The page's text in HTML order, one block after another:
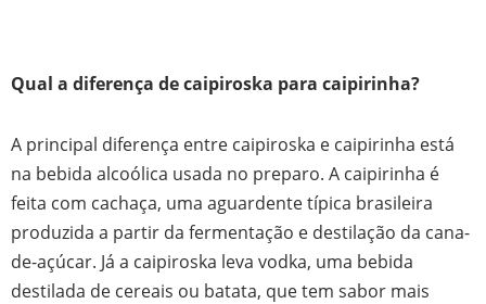
Qual a diferença de caipiroska para caipirinha?
A principal diferença entre caipiroska e caipirinha está
na bebida alcoólica usada no preparo. A caipirinha é
feita com cachaça, uma aguardente típica brasileira
produzida a partir da fermentação e destilação da cana-
de-açúcar. Já a caipiroska leva vodka, uma bebida
destilada de cereais ou batata, que tem sabor mais